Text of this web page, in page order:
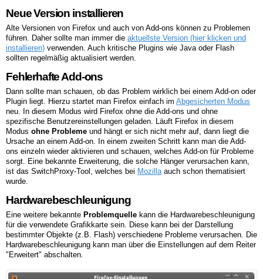
Neue Version installieren
Alte Versionen von Firefox und auch von Add-ons können zu Problemen
führen. Daher sollte man immer die aktuellste Version (hier klicken und
installieren) verwenden. Auch kritische Plugins wie Java oder Flash
sollten regelmäßig aktualisiert werden.
Fehlerhafte Add-ons
Dann sollte man schauen, ob das Problem wirklich bei einem Add-on oder
Plugin liegt. Hierzu startet man Firefox einfach im Abgesicherten Modus
neu. In diesem Modus wird Firefox ohne die Add-ons und ohne
spezifische Benutzereinstellungen geladen. Läuft Firefox in diesem
Modus ohne Probleme und hängt er sich nicht mehr auf, dann liegt die
Ursache an einem Add-on. In einem zweiten Schritt kann man die Add-
ons einzeln wieder aktivieren und schauen, welches Add-on für Probleme
sorgt. Eine bekannte Erweiterung, die solche Hänger verursachen kann,
ist das SwitchProxy-Tool, welches bei Mozilla auch schon thematisiert
wurde.
Hardwarebeschleunigung
Eine weitere bekannte Problemquelle kann die Hardwarebeschleunigung
für die verwendete Grafikkarte sein. Diese kann bei der Darstellung
bestimmter Objekte (z.B. Flash) verschiedene Probleme verursachen. Die
Hardwarebeschleunigung kann man über die Einstellungen auf dem Reiter
"Erweitert" abschalten.